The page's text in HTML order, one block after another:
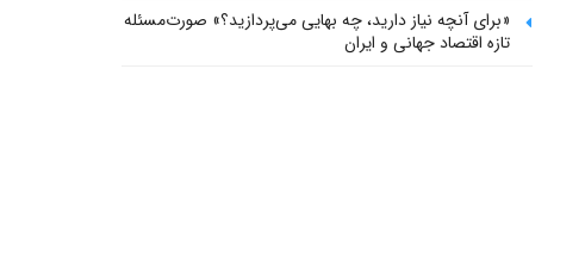
«برای آنچه نیاز دارید، چه بهایی می‌پردازید؟» صورت‌مسئله
تازه اقتصاد جهانی و ایران